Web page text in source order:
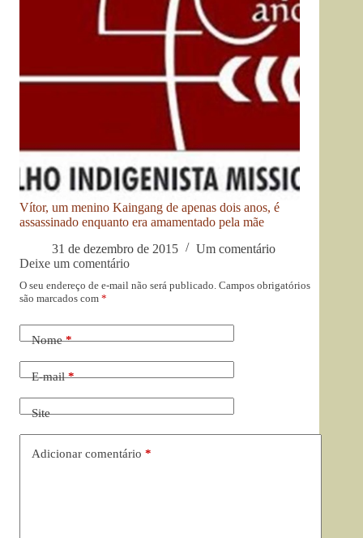
Vítor, um menino Kaingang de apenas dois anos, é
assassinado enquanto era amamentado pela mãe
31 de dezembro de 2015
Um comentário
Deixe um comentário
O seu endereço de e-mail não será publicado. Campos obrigatórios
são marcados com *
Nome*
E-mail*
Site
Adicionar comentário *